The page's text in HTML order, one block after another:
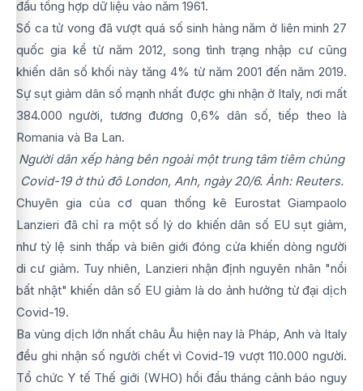
đầu tổng hợp dữ liệu vào năm 1961.
Số ca tử vong đã vượt quá số sinh hàng năm ở liên minh 27
quốc gia kể từ năm 2012, song tình trạng nhập cư cũng
khiến dân số khối này tăng 4% từ năm 2001 đến năm 2019.
Sự sụt giảm dân số mạnh nhất được ghi nhận ở Italy, nơi mất
384.000 người, tương đương 0,6% dân số, tiếp theo là
Romania và Ba Lan.
Người dân xếp hàng bên ngoài một trung tâm tiêm chủng
Covid-19 ở thủ đô London, Anh, ngày 20/6. Ảnh: Reuters.
Chuyên gia của cơ quan thống kê Eurostat Giampaolo
Lanzieri đã chỉ ra một số lý do khiến dân số EU sụt giảm,
như tỷ lệ sinh thấp và biên giới đóng cửa khiến dòng người
di cư giảm. Tuy nhiên, Lanzieri nhận định nguyên nhân "nổi
bất nhật" khiến dân số EU giảm là do ảnh hưởng từ đại dịch
Covid-19.
Ba vùng dịch lớn nhất châu Âu hiện nay là Pháp, Anh và Italy
đều ghi nhận số người chết vì Covid-19 vượt 110.000 người.
Tổ chức Y tế Thế giới (WHO) hồi đầu tháng cảnh báo nguy